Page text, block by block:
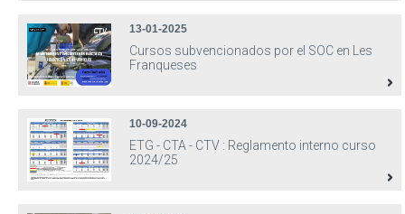
13-01-2025
Cursos subvencionados por el SOC en Les
Franqueses
10-09-2024
ETG - CTA - CTV : Reglamento interno curso
2024/25